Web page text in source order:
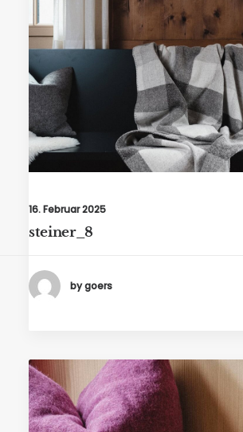
16. Februar 2025
steiner_8
by goers